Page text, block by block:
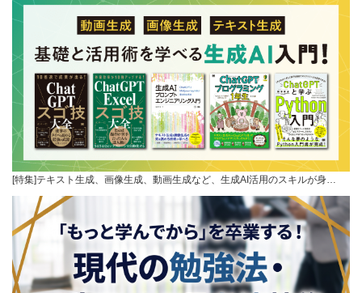
[特集]テキスト生成、画像生成、動画生成など、生成AI活用のスキルが身…